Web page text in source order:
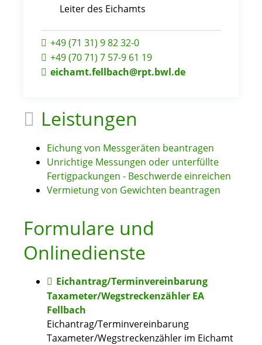
Leiter des Eichamts
+49 (71 31) 9 82 32-0
+49 (70 71) 7 57-9 61 19
eichamt.fellbach@rpt.bwl.de
Leistungen
Eichung von Messgeräten beantragen
Unrichtige Messungen oder unterfüllte
Fertigpackungen - Beschwerde einreichen
Vermietung von Gewichten beantragen
Formulare und
Onlinedienste
Eichantrag/Terminvereinbarung
Taxameter/Wegstreckenzähler EA
Fellbach
Eichantrag/Terminvereinbarung
Taxameter/Wegstreckenzähler im Eichamt